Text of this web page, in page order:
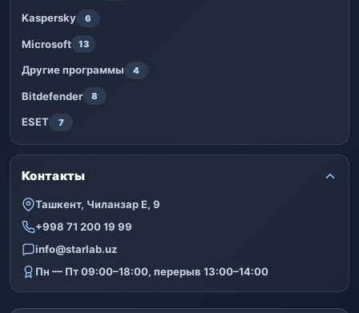
Kaspersky 6
Microsoft 13
Другие программы 4
Bitdefender 8
ESET 7
Контакты
Ташкент, Чиланзар Е, 9
+998 71 200 19 99
info@starlab.uz
Пн — Пт 09:00–18:00, перерыв 13:00–14:00